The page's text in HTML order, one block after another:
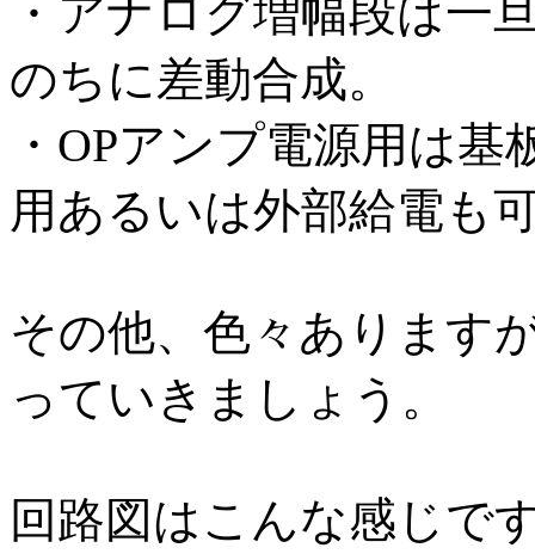
・アナログ増幅段は一
のちに差動合成。
・OPアンプ電源用は
用あるいは外部給電も
その他、色々あります
っていきましょう。
回路図はこんな感じで